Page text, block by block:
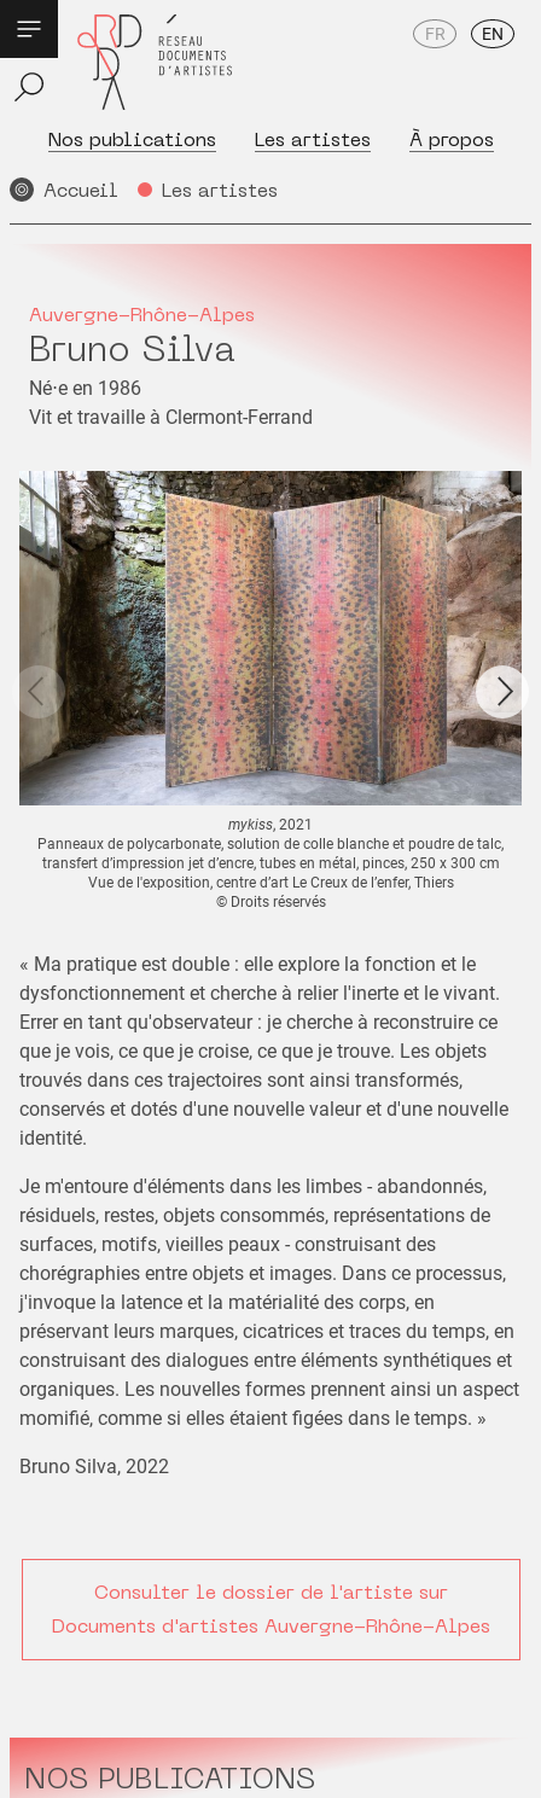
Nos publications Les artistes À propos
FR EN
Accueil Les artistes
Auvergne-Rhône-Alpes
Bruno Silva
Né⋅e en 1986
Vit et travaille à Clermont-Ferrand
mykiss, 2021
Panneaux de polycarbonate, solution de colle blanche et poudre de talc,
transfert d’impression jet d’encre, tubes en métal, pinces, 250 x 300 cm
Vue de l'exposition, centre d’art Le Creux de l’enfer, Thiers
© Droits réservés
« Ma pratique est double : elle explore la fonction et le
dysfonctionnement et cherche à relier l'inerte et le vivant.
Errer en tant qu'observateur : je cherche à reconstruire ce
que je vois, ce que je croise, ce que je trouve. Les objets
trouvés dans ces trajectoires sont ainsi transformés,
conservés et dotés d'une nouvelle valeur et d'une nouvelle
identité.
Je m'entoure d'éléments dans les limbes - abandonnés,
résiduels, restes, objets consommés, représentations de
surfaces, motifs, vieilles peaux - construisant des
chorégraphies entre objets et images. Dans ce processus,
j'invoque la latence et la matérialité des corps, en
préservant leurs marques, cicatrices et traces du temps, en
construisant des dialogues entre éléments synthétiques et
organiques. Les nouvelles formes prennent ainsi un aspect
momifié, comme si elles étaient figées dans le temps. »
Bruno Silva, 2022
Consulter le dossier de l'artiste sur
Documents d'artistes Auvergne-Rhône-Alpes
NOS PUBLICATIONS